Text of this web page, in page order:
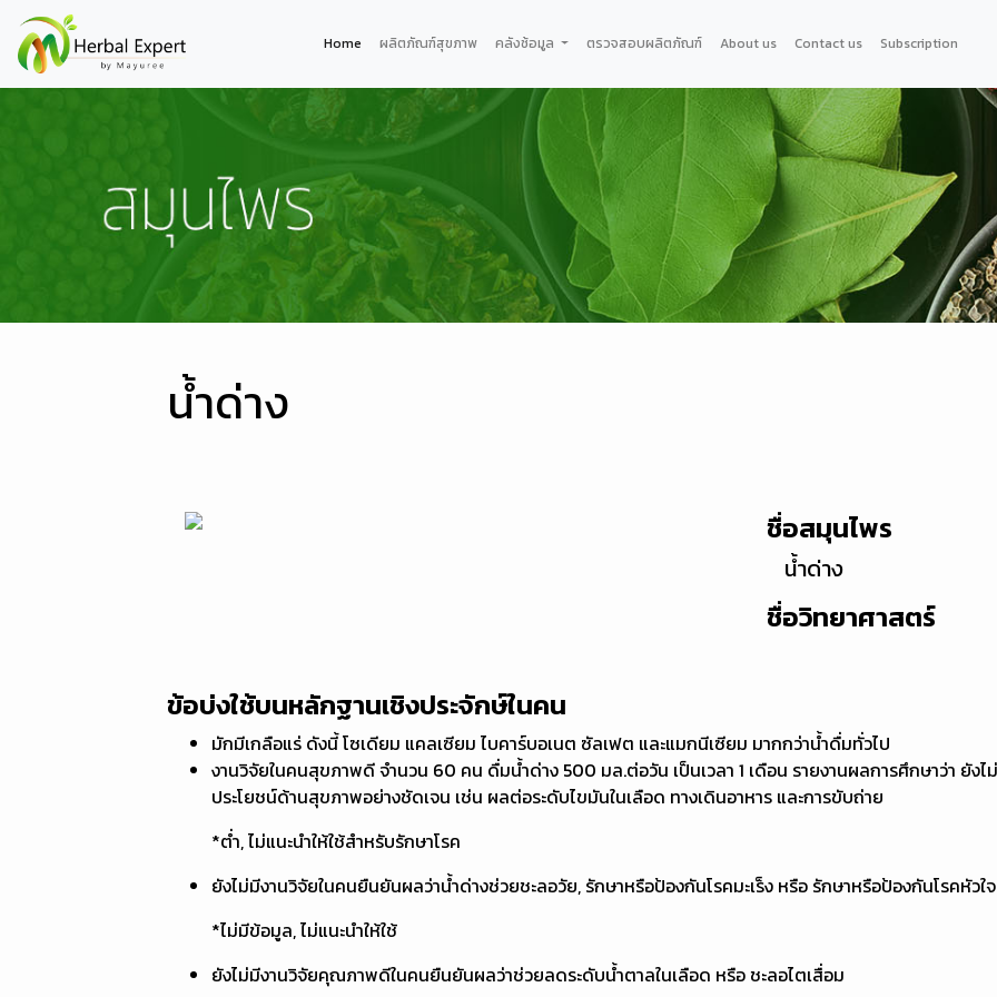
Home ผลิตภัณฑ์สุขภาพ คลังช้อมูล ตรวจสอบผลิตภัณฑ์ About us Contact us Subscription
น้ำด่าง
ชื่อสมุนไพร
น้ำด่าง
ชื่อวิทยาศาสตร์
ข้อบ่งใช้บนหลักฐานเชิงประจักษ์ในคน
มักมีเกลือแร่ ดังนี้ โซเดียม แคลเซียม ไบคาร์บอเนต ซัลเฟต และแมกนีเซียม มากกว่าน้ำดื่มทั่วไป
งานวิจัยในคนสุขภาพดี จำนวน 60 คน ดื่มน้ำด่าง 500 มล.ต่อวัน เป็นเวลา 1 เดือน รายงานผลการศึกษาว่า ยัง
ประโยชน์ด้านสุขภาพอย่างชัดเจน เช่น ผลต่อระดับไขมันในเลือด ทางเดินอาหาร และการขับถ่าย
*ต่ำ, ไม่แนะนำให้ใช้สำหรับรักษาโรค
ยังไม่มีงานวิจัยในคนยืนยันผลว่าน้ำด่างช่วยชะลอวัย, รักษาหรือป้องกันโรคมะเร็ง หรือ รักษาหรือป้องกันโรคหัวใจ
*ไม่มีข้อมูล, ไม่แนะนำให้ใช้
ยังไม่มีงานวิจัยคุณภาพดีในคนยืนยันผลว่าช่วยลดระดับน้ำตาลในเลือด หรือ ชะลอไตเสื่อม